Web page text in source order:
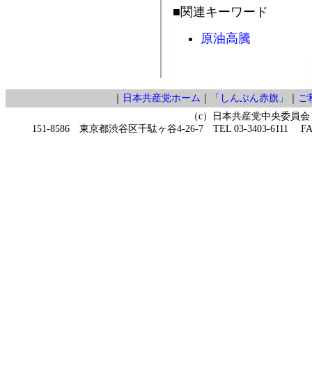
■関連キーワード
原油高騰
日本共産党ホーム 「しんぶん赤旗」
ご
（c）日本共産党中央委員会
151-8586 東京都渋谷区千駄ヶ谷4-26-7 TEL 03-3403-6111